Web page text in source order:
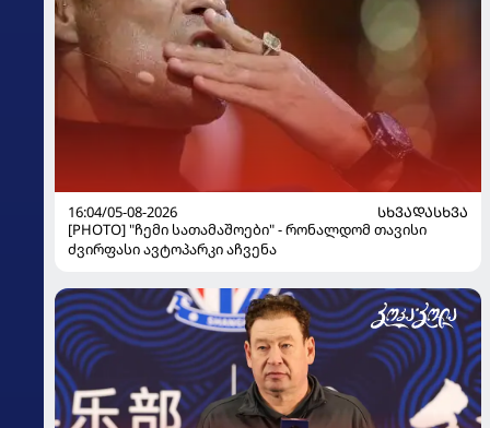
16:04/05-08-2026
ᲡᲮᲕᲐᲓᲐᲡᲮᲕᲐ
[PHOTO] "ჩემი სათამაშოები" - რონალდომ თავისი
ძვირფასი ავტოპარკი აჩვენა